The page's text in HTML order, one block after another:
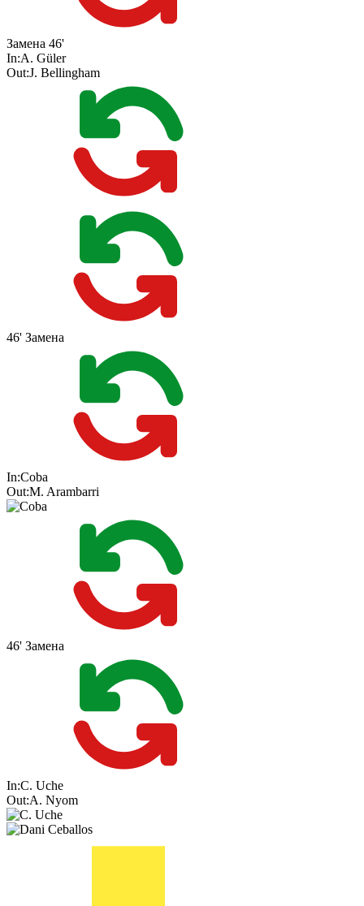
Замена 46'
In:A. Güler
Out:J. Bellingham
46' Замена
In:Coba
Out:M. Arambarri
46' Замена
In:C. Uche
Out:A. Nyom